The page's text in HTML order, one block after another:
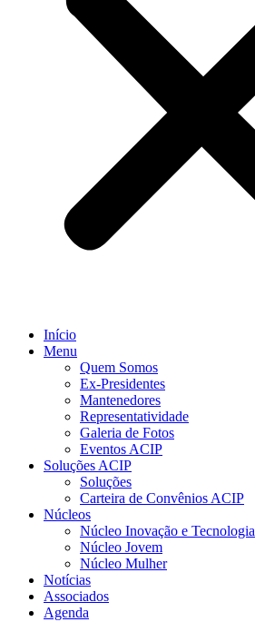
Início
Menu
Quem Somos
Ex-Presidentes
Mantenedores
Representatividade
Galeria de Fotos
Eventos ACIP
Soluções ACIP
Soluções
Carteira de Convênios ACIP
Núcleos
Núcleo Inovação e Tecnologia
Núcleo Jovem
Núcleo Mulher
Notícias
Associados
Agenda